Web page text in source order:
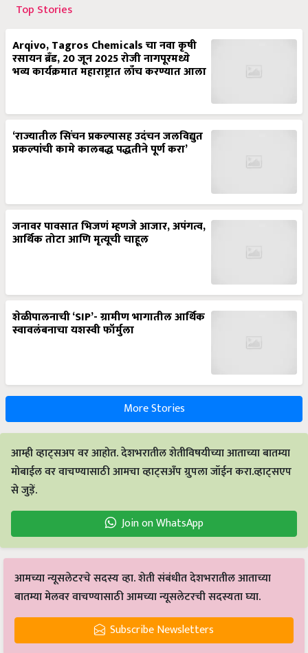
Top Stories
Arqivo, Tagros Chemicals चा नवा कृषी
रसायन ब्रँड, 20 जून 2025 रोजी नागपूरमध्ये
भव्य कार्यक्रमात महाराष्ट्रात लाँच करण्यात आला
‘राज्यातील सिंचन प्रकल्पासह उदंचन जलविद्युत
प्रकल्पांची कामे कालबद्ध पद्धतीने पूर्ण करा’
जनावर पावसात भिजणं म्हणजे आजार, अपंगत्व,
आर्थिक तोटा आणि मृत्यूची चाहूल
शेळीपालनाची ‘SIP’- ग्रामीण भागातील आर्थिक
स्वावलंबनाचा यशस्वी फॉर्मुला
More Stories
आम्ही व्हाट्सअप वर आहोत. देशभरातील शेतीविषयीच्या आताच्या बातम्या
मोबाईल वर वाचण्यासाठी आमचा व्हाट्सअँप ग्रुपला जॉईन करा.व्हाट्सएप
से जुड़ें.
Join on WhatsApp
आमच्या न्यूसलेटरचे सदस्य व्हा. शेती संबंधीत देशभरातील आताच्या
बातम्या मेलवर वाचण्यासाठी आमच्या न्यूसलेटरची सदस्यता घ्या.
Subscribe Newsletters